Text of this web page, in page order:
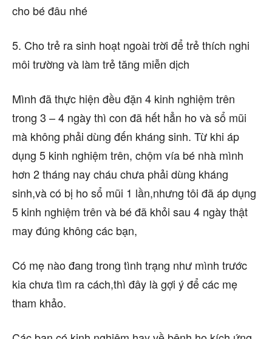
cho bé đâu nhé
5. Cho trẻ ra sinh hoạt ngoài trời để trẻ thích nghi
môi trường và làm trẻ tăng miễn dịch
Mình đã thực hiện đều đặn 4 kinh nghiệm trên
trong 3 – 4 ngày thì con đã hết hẳn ho và sổ mũi
mà không phải dùng đến kháng sinh. Từ khi áp
dụng 5 kinh nghiệm trên, chộm vía bé nhà mình
hơn 2 tháng nay cháu chưa phải dùng kháng
sinh,và có bị ho sổ mũi 1 lần,nhưng tôi đã áp dụng
5 kinh nghiệm trên và bé đã khỏi sau 4 ngày thật
may đúng không các bạn,
Có mẹ nào đang trong tình trạng như mình trước
kia chưa tìm ra cách,thì đây là gợi ý để các mẹ
tham khảo.